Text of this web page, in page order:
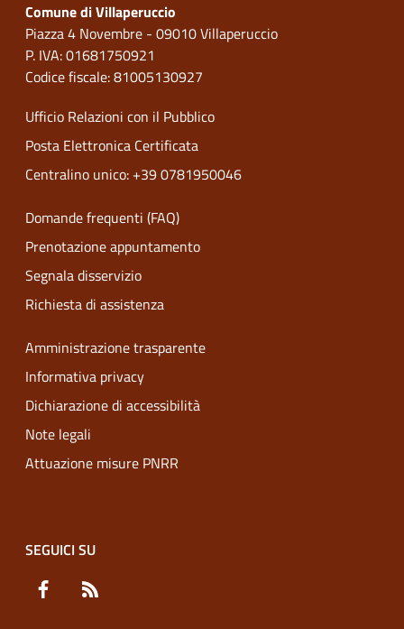
Comune di Villaperuccio
Piazza 4 Novembre - 09010 Villaperuccio
P. IVA: 01681750921
Codice fiscale: 81005130927
Ufficio Relazioni con il Pubblico
Posta Elettronica Certificata
Centralino unico: +39 0781950046
Domande frequenti (FAQ)
Prenotazione appuntamento
Segnala disservizio
Richiesta di assistenza
Amministrazione trasparente
Informativa privacy
Dichiarazione di accessibilità
Note legali
Attuazione misure PNRR
SEGUICI SU
Facebook